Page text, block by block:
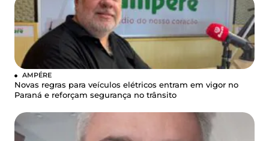
AMPÉRE
Novas regras para veículos elétricos entram em vigor no
Paraná e reforçam segurança no trânsito